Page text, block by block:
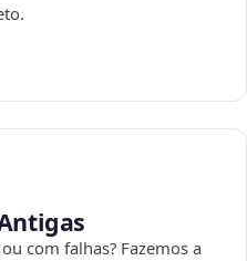
com falhas? Fazemos a